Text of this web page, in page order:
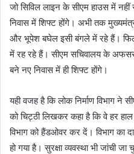
जो सिविल लाइन के सीएम हाउस में
निवास में शिफ्ट होंगे। अभी तक
और भूपेश बघेल इसी बंगले में रहे हैं।
में रह रहे हैं। सीएम सचिवालय के
बने नए निवास में ही शिफ्ट होंगे।
यही वजह है कि लोक निर्माण विभाग ने
को चिट्ठी लिखकर कहा है कि वे हर
विभाग को हैंडओवर कर दें। विभाग का
हो गया है। सुरक्षा व्यवस्था भी जांची